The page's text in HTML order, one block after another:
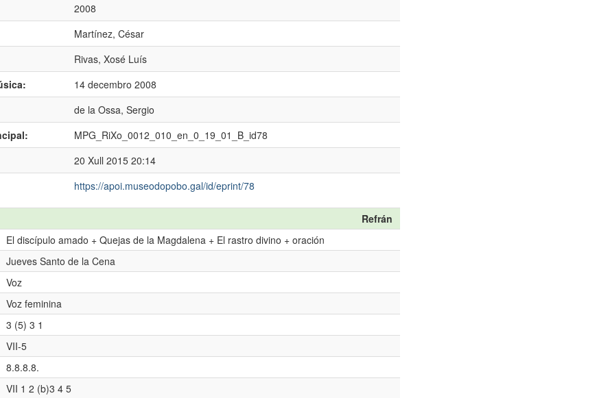
2008
Martínez, César
Rivas, Xosé Luís
14 decembro 2008
de la Ossa, Sergio
MPG_RiXo_0012_010_en_0_19_01_B_id78
20 Xull 2015 20:14
https://apoi.museodopobo.gal/id/eprint/78
Refrán
El discípulo amado + Quejas de la Magdalena + El rastro divino + oración
Jueves Santo de la Cena
Voz
Voz feminina
3 (5) 3 1
VII-5
8.8.8.8.
VII 1 2 (b)3 4 5